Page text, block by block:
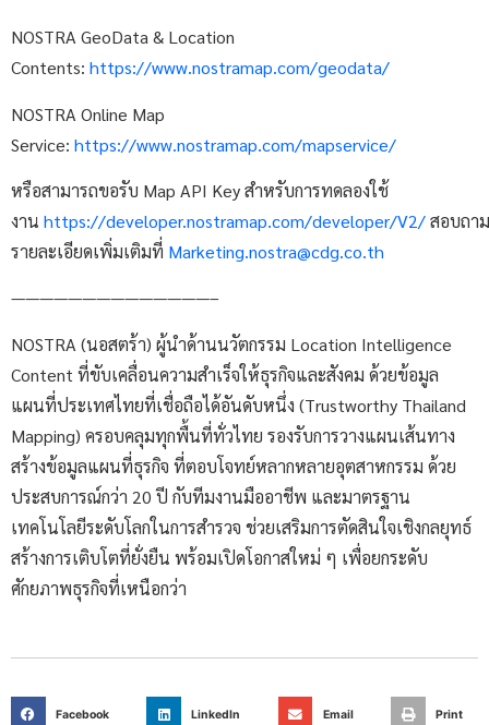
NOSTRA GeoData & Location
Contents: https://www.nostramap.com/geodata/
NOSTRA Online Map
Service: https://www.nostramap.com/mapservice/
หรือสามารถขอรับ Map API Key สำหรับการทดลองใช้
งาน https://developer.nostramap.com/developer/V2/สอบถาม
รายละเอียดเพิ่มเติมที่ Marketing.nostra@cdg.co.th
——————————————–
NOSTRA (นอสตร้า) ผู้นำด้านนวัตกรรม Location Intelligence
Content ที่ขับเคลื่อนความสำเร็จให้ธุรกิจและสังคม ด้วยข้อมูล
แผนที่ประเทศไทยที่เชื่อถือได้อันดับหนึ่ง (Trustworthy Thailand
Mapping) ครอบคลุมทุกพื้นที่ทั่วไทย รองรับการวางแผนเส้นทาง
สร้างข้อมูลแผนที่ธุรกิจ ที่ตอบโจทย์หลากหลายอุตสาหกรรม ด้วย
ประสบการณ์กว่า 20 ปี กับทีมงานมืออาชีพ และมาตรฐาน
เทคโนโลยีระดับโลกในการสำรวจ ช่วยเสริมการตัดสินใจเชิงกลยุทธ์
สร้างการเติบโตที่ยั่งยืน พร้อมเปิดโอกาสใหม่ ๆ เพื่อยกระดับ
ศักยภาพธุรกิจที่เหนือกว่า
Facebook LinkedIn Email Print